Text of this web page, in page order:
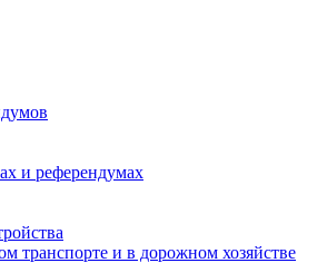
и референдумах
транспорте и в дорожном хозяйстве